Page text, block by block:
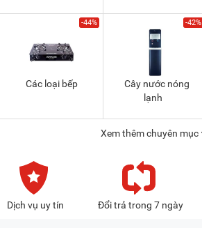
-44%
Các loại bếp
-42%
Cây nước nóng
lạnh
Xem thêm chuyên mục
Dịch vụ uy tín Đổi trả trong 7 ngày